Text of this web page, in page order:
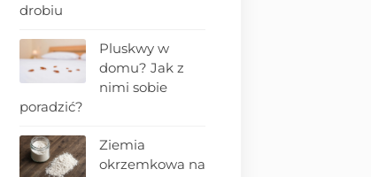
drobiu
Pluskwy w
domu? Jak z
nimi sobie
poradzić?
Ziemia
okrzemkowa na